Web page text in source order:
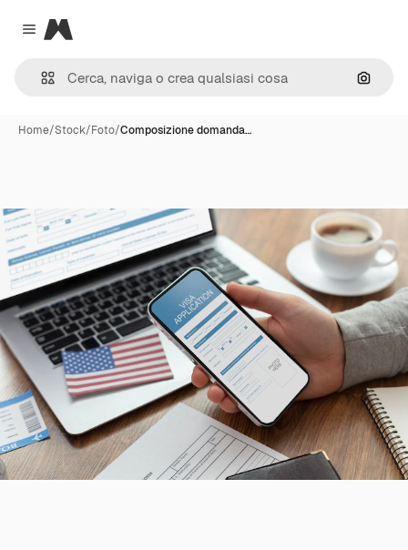
Close menu
Magnific
Cerca
Home/Stock/Foto/Composizione domanda…